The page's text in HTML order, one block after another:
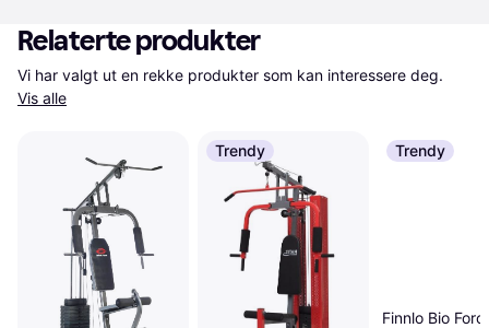
Relaterte produkter
Vis alle
Trendy Trendy
Finnlo Bio